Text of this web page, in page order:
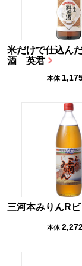
米だけで仕込ん
酒 英君
本体
三河本みりんR
本体